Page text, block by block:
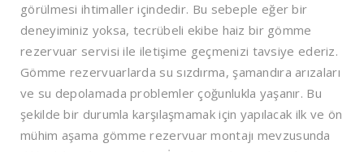
görülmesi ihtimaller içindedir. Bu sebeple eğer bir
deneyiminiz yoksa, tecrübeli ekibe haiz bir gömme
rezervuar servisi ile iletişime geçmenizi tavsiye ederiz.
Gömme rezervuarlarda su sızdırma, şamandıra arızaları
ve su depolamada problemler çoğunlukla yaşanır. Bu
şekilde bir durumla karşılaşmamak için yapılacak ilk ve ön
mühim aşama gömme rezervuar montajı mevzusunda